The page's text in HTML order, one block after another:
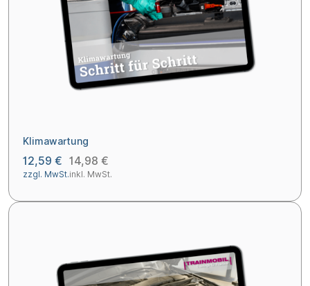
Klimawartung
12,59 €
zzgl. MwSt.
14,98 €
inkl. MwSt.